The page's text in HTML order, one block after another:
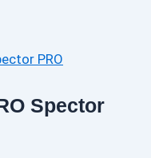
PRO
Spector